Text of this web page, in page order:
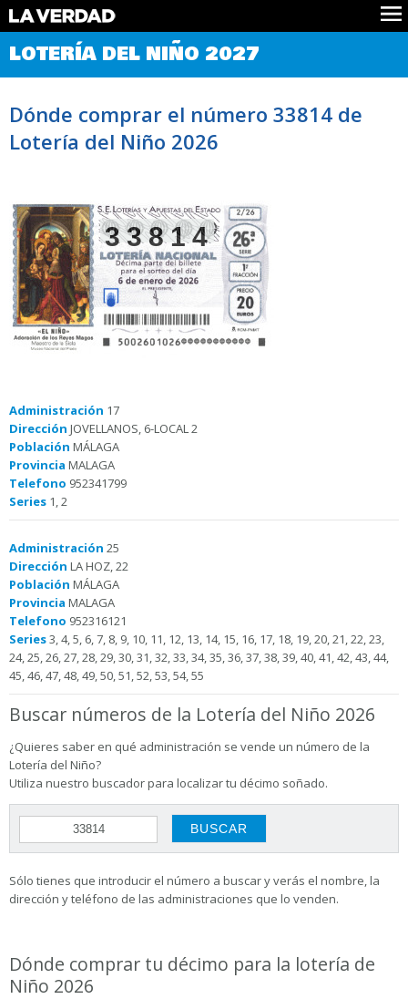
Comprobar Loteria del Niño
Premios
Noticias
Datos
LOTERÍA DEL NIÑO 2027
Dónde comprar el número 33814 de
Lotería del Niño 2026
33814
Administración 17
Dirección JOVELLANOS, 6-LOCAL 2
Población MÁLAGA
Provincia MALAGA
Telefono 952341799
Series 1, 2
Administración 25
Dirección LA HOZ, 22
Población MÁLAGA
Provincia MALAGA
Telefono 952316121
Series3, 4, 5, 6, 7, 8, 9, 10, 11, 12, 13, 14, 15, 16, 17, 18, 19, 20, 21, 22, 23,
24, 25, 26, 27, 28, 29, 30, 31, 32, 33, 34, 35, 36, 37, 38, 39, 40, 41, 42, 43, 44,
45, 46, 47, 48, 49, 50, 51, 52, 53, 54, 55
Buscar números de la Lotería del Niño 2026
¿Quieres saber en qué administración se vende un número de la
Lotería del Niño?
Utiliza nuestro buscador para localizar tu décimo soñado.
Sólo tienes que introducir el número a buscar y verás el nombre, la
dirección y teléfono de las administraciones que lo venden.
Dónde comprar tu décimo para la lotería de
Niño 2026